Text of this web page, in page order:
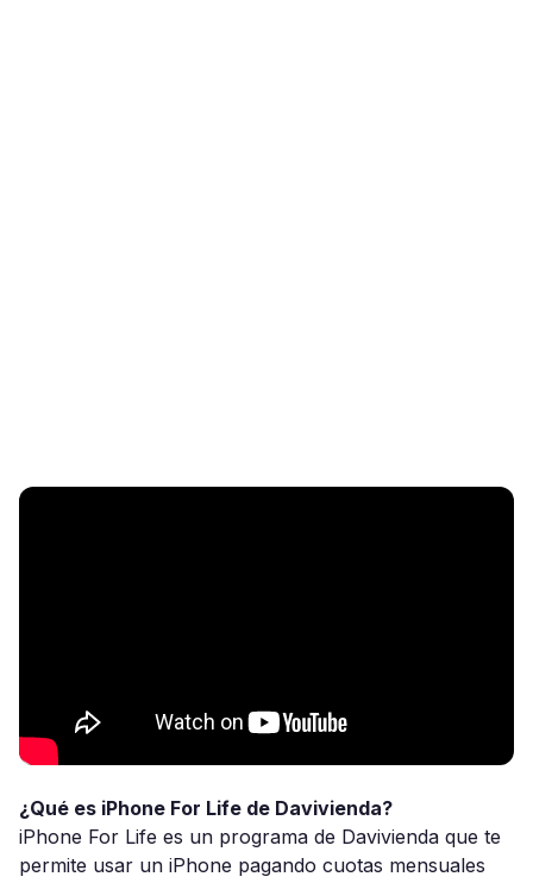
¿Qué es iPhone For Life de Davivienda?
iPhone For Life es un programa de Davivienda que te
permite usar un iPhone pagando cuotas mensuales